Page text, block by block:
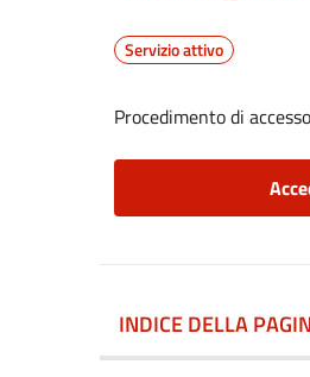
Servizio attivo
Procedimento di
INDICE DELLA